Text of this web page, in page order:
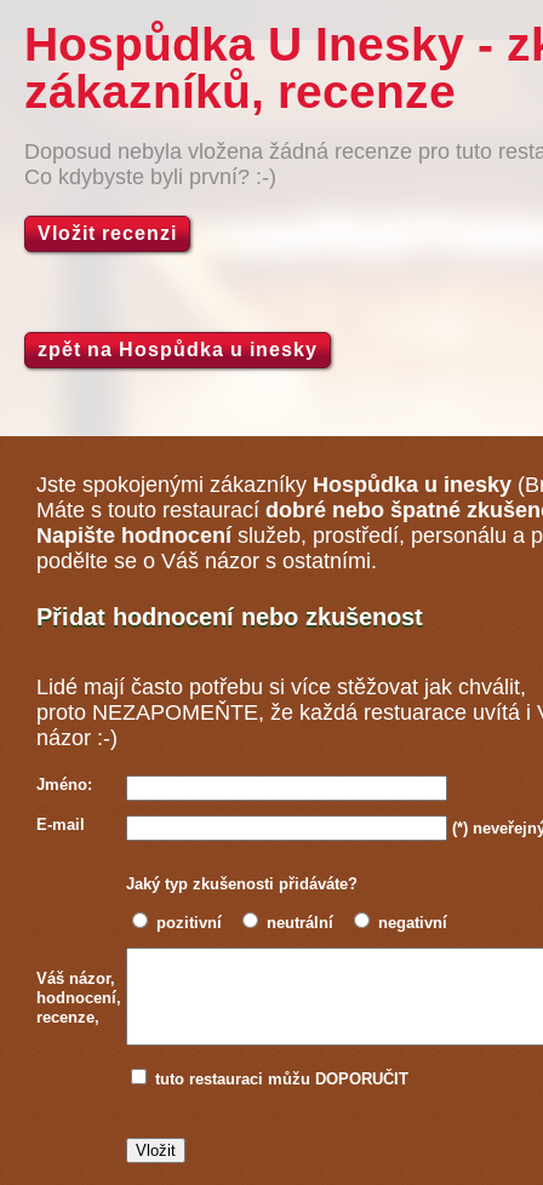
Hospůdka U Inesky -
zákazníků, recenze
Doposud nebyla vložena žádná recenze pro tuto
Co kdybyste byli první? :-)
Vložit recenzi
zpět na Hospůdka u inesky
Jste spokojenými zákazníky Hospůdka u inesky
Máte s touto restaurací dobré nebo špatné
Napište hodnocení služeb, prostředí, personálu a
podělte se o Váš názor s ostatními.
Přidat hodnocení nebo zkušenost
Lidé mají často potřebu si více stěžovat jak chválit,
proto NEZAPOMEŇTE, že každá restuarace uvítá i
názor :-)
Jméno:
E-mail (*)
Jaký typ zkušenosti přidáváte?
pozitivní neutrální negativní
Váš názor,
hodnocení,
recenze,
tuto restauraci můžu DOPORUČIT